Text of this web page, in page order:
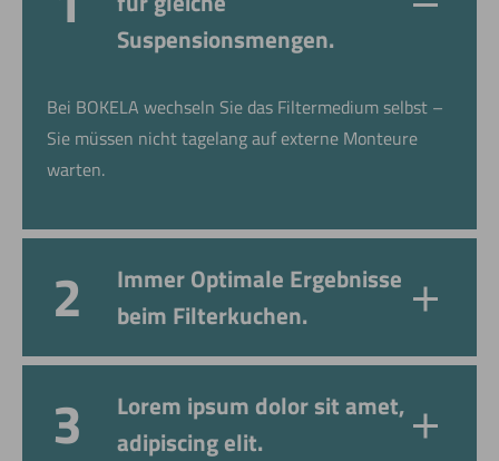
Suspensionsmengen.
Bei BOKELA wechseln Sie das Filtermedium selbst –
Sie müssen nicht tagelang auf externe Monteure
warten.
Immer Optimale Ergebnisse
beim Filterkuchen.
Lorem ipsum dolor sit amet,
adipiscing elit.